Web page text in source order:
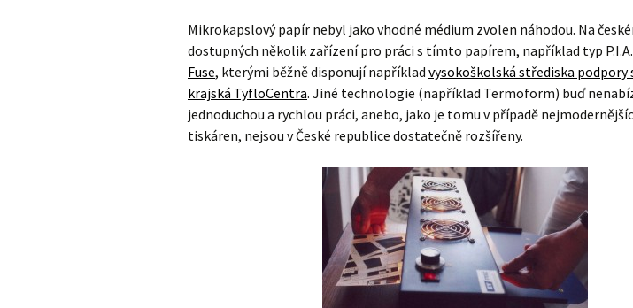
Mikrokapslový papír nebyl jako vhodné médium zvolen náhodou. Na
dostupných několik zařízení pro práci s tímto papírem, například typ
Fuse, kterými běžně disponují například vysokoškolská střediska podpory
krajská TyfloCentra. Jiné technologie (například Termoform) buď
jednoduchou a rychlou práci, anebo, jako je tomu v případě
tiskáren, nejsou v České republice dostatečně rozšířeny.